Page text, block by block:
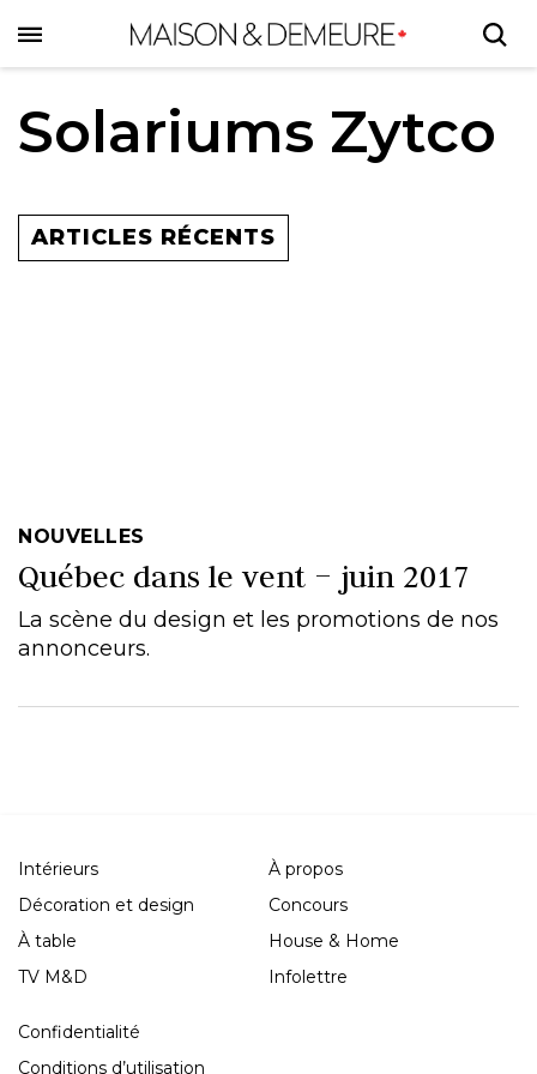
to
main
content
Solariums Zytco
ARTICLES RÉCENTS
NOUVELLES
Québec dans le vent – juin 2017
La scène du design et les promotions de nos
annonceurs.
Intérieurs
Décoration et design
À table
TV M&D
À propos
Concours
House & Home
Infolettre
Confidentialité
Conditions d’utilisation